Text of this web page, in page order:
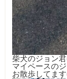
柴犬のジョン
マイペースの
お散歩してま